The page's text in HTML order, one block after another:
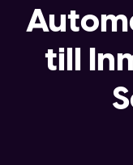
till